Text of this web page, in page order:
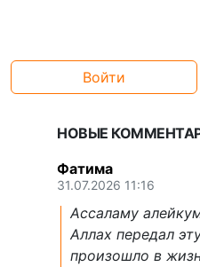
Войти
НОВЫЕ
Фатима
31.07.2026 11:16
Ассаламу
Аллах передал
произошло в